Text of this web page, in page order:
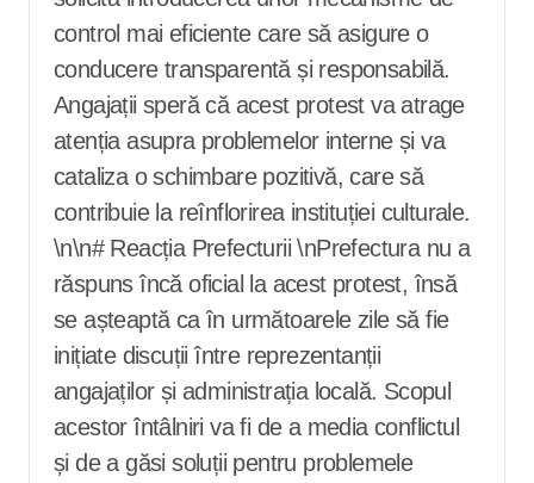
control mai eficiente care să asigure o
conducere transparentă și responsabilă.
Angajații speră că acest protest va atrage
atenția asupra problemelor interne și va
cataliza o schimbare pozitivă, care să
contribuie la reînflorirea instituției culturale.
\n\n# Reacția Prefecturii \nPrefectura nu a
răspuns încă oficial la acest protest, însă
se așteaptă ca în următoarele zile să fie
inițiate discuții între reprezentanții
angajaților și administrația locală. Scopul
acestor întâlniri va fi de a media conflictul
și de a găsi soluții pentru problemele